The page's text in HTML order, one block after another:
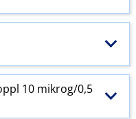
10 mikrog/0,5